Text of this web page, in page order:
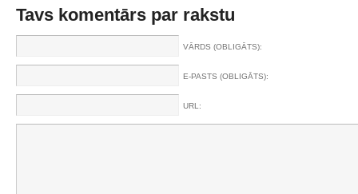
Tavs komentārs par rakstu
VĀRDS (OBLIGĀTS):
E-PASTS (OBLIGĀTS):
URL: